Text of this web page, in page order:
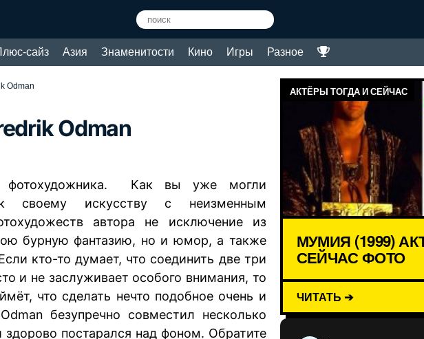
сайз Азия Знаменитости Кино Игры Разное
Odman
Odman
фотохудожника. Как вы уже могли
искусству с неизменным
автора не исключение из
бурную фантазию, но и юмор, а также
кто-то думает, что соединить две три
и не заслуживает особого внимания, то
что сделать нечто подобное очень и
безупречно совместил несколько
постарался над фоном. Обратите
АКТЁРЫ ТОГДА И СЕЙЧАС
МУМИЯ (1999)
СЕЙЧАС ФОТО
ЧИТАТЬ ➔